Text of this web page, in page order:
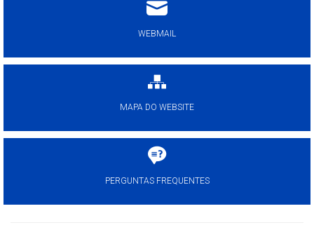
WEBMAIL
MAPA DO WEBSITE
PERGUNTAS FREQUENTES